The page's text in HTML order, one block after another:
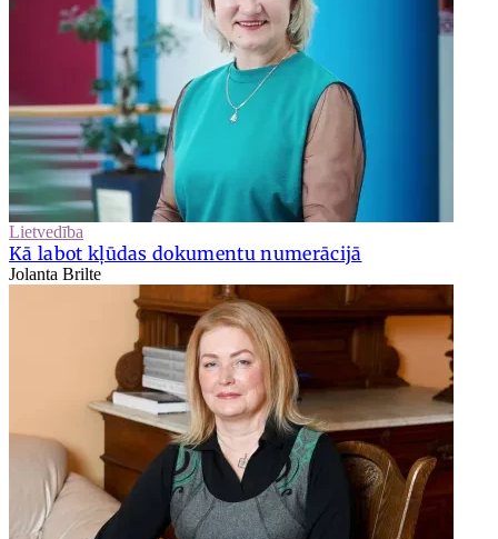
Lietvedība
Kā labot kļūdas dokumentu numerācijā
Jolanta Brilte